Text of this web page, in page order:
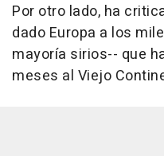
Por otro lado, ha
dado Europa a los
mayoría sirios-- que
meses al Viejo